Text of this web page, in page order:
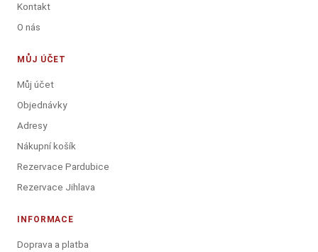
Kontakt
O nás
MŮJ ÚČET
Můj účet
Objednávky
Adresy
Nákupní košík
Rezervace Pardubice
Rezervace Jihlava
INFORMACE
Doprava a platba